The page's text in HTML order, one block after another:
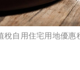
稅自用住宅用地優惠